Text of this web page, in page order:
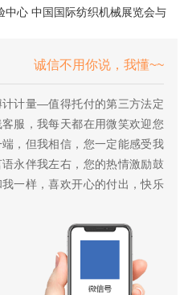
中心 中国国际纺织机械展览会与
诚信不用你说，我懂~~
计量—值得托付的第三方法定
服，我每天都在用微笑欢迎您
，但我相信，您一定能感受我
永伴我左右，您的热情激励鼓
一样，喜欢开心的付出，快乐